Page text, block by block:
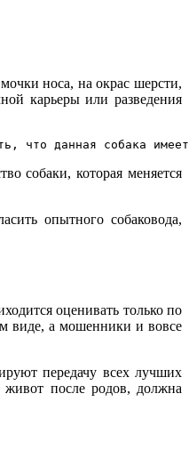
носа, на окрас шерсти,
карьеры или разведения
данная собака
собаки, которая меняется
опытного собаковода,
оценивать только по
виде, а мошенники и вовсе
передачу всех лучших
после родов, должна